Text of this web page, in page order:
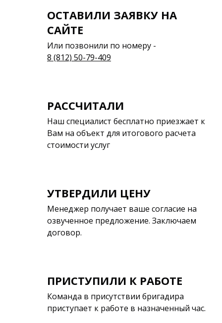
ОСТАВИЛИ ЗАЯВКУ НА
САЙТЕ
Или позвонили по номеру -
8 (812) 50-79-409
РАССЧИТАЛИ
Наш специалист бесплатно приезжает к
Вам на объект для итогового расчета
стоимости услуг
УТВЕРДИЛИ ЦЕНУ
Менеджер получает ваше согласие на
озвученное предложение. Заключаем
договор.
ПРИСТУПИЛИ К РАБОТЕ
Команда в присутствии бригадира
приступает к работе в назначенный час.